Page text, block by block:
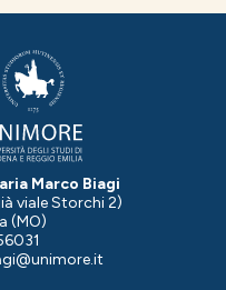
Marco Biagi
viale Storchi 2)
(MO)